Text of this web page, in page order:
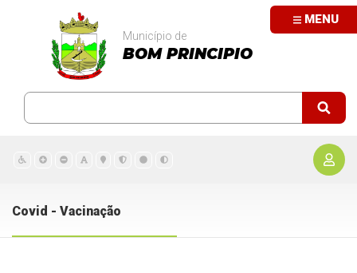
MENU
Município de
BOM PRINCIPIO
Covid - Vacinação